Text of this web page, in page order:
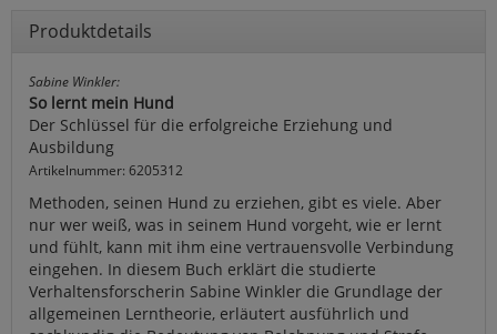
Produktdetails
Sabine Winkler:
So lernt mein Hund
Der Schlüssel für die erfolgreiche Erziehung und
Ausbildung
Artikelnummer: 6205312
Methoden, seinen Hund zu erziehen, gibt es viele. Aber
nur wer weiß, was in seinem Hund vorgeht, wie er lernt
und fühlt, kann mit ihm eine vertrauensvolle Verbindung
eingehen. In diesem Buch erklärt die studierte
Verhaltensforscherin Sabine Winkler die Grundlage der
allgemeinen Lerntheorie, erläutert ausführlich und